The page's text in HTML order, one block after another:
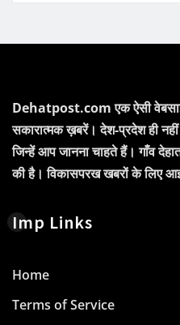
Dehatpost.com एक ऐसी
सकारात्मक ख़बरें। देश-प्रदेश ही
जिन्हें आप जानना चाहते हैं। गाँव
की है। विकासपरख खबरों के लिए
Imp Links
Home
Terms of Service